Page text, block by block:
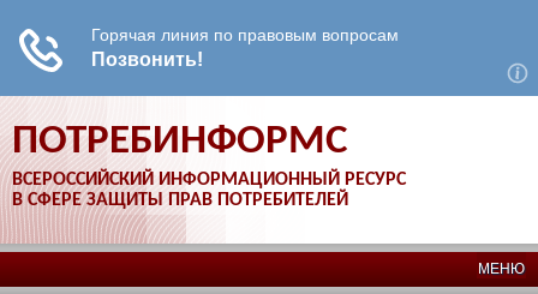
ПОТРЕБИНФОРМС
ВСЕРОССИЙСКИЙ ИНФОРМАЦИОННЫЙ РЕСУРС
В СФЕРЕ ЗАЩИТЫ ПРАВ ПОТРЕБИТЕЛЕЙ
МЕНЮ